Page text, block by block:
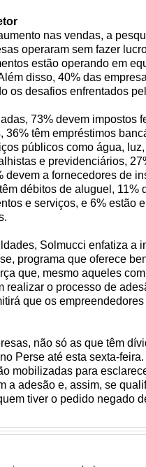
nas vendas, a
operaram sem fazer
estão operando em
disso, 40% das
os desafios enfrentados
73% devem impostos
36% têm empréstimos
públicos como água,
e previdenciários,
devem a fornecedores de
débitos de aluguel, 11%
e serviços, e 6% estão
Solmucci enfatiza a
programa que oferece
que, mesmo aqueles
realizar o processo de
que os
não só as que têm
Perse até esta sexta-
mobilizadas para
a adesão e, assim, se
tiver o pedido negado